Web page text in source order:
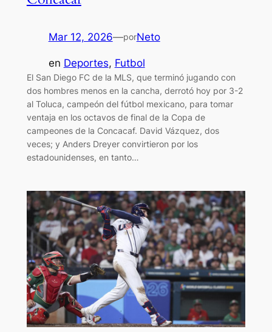
Mar 12, 2026—porNeto
en Deportes, Futbol
El San Diego FC de la MLS, que terminó jugando con
dos hombres menos en la cancha, derrotó hoy por 3-2
al Toluca, campeón del fútbol mexicano, para tomar
ventaja en los octavos de final de la Copa de
campeones de la Concacaf. David Vázquez, dos
veces; y Anders Dreyer convirtieron por los
estadounidenses, en tanto…